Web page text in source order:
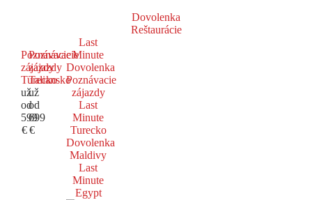
Dovolenka
Reštaurácie
Poznávacie
zájazdy
Turecko
už
od
599
€
Poznávacie
zájazdy
Taliansko
už
od
699
€
Last
Minute
Dovolenka
Poznávacie
zájazdy
Last
Minute
Turecko
Dovolenka
Maldivy
Last
Minute
Egypt